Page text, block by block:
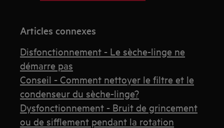
Articles connexes
Disfonctionnement - Le sèche-linge ne
démarre pas
Conseil - Comment nettoyer le filtre et le
condenseur du sèche-linge?
Dysfonctionnement - Bruit de grincement
ou de sifflement pendant la rotation